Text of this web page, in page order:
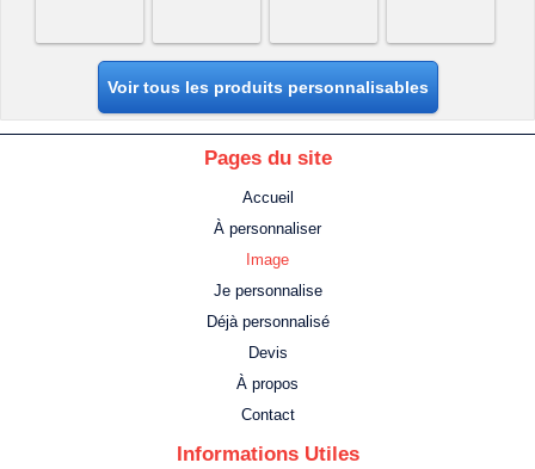
Voir tous les produits personnalisables
Pages du site
Accueil
À personnaliser
Image
Je personnalise
Déjà personnalisé
Devis
À propos
Contact
Informations Utiles